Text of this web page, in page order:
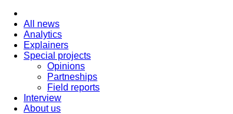
All news
Analytics
Explainers
Special projects
Opinions
Partneships
Field reports
Interview
About us